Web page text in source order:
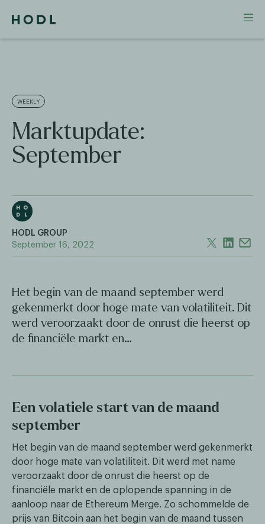
WEEKLY
Marktupdate:
September
HODL GROUP
September 16, 2022
Het begin van de maand september werd
gekenmerkt door hoge mate van volatiliteit. Dit
werd veroorzaakt door de onrust die heerst op
de financiële markt en…
Een volatiele start van de maand
september
Het begin van de maand september werd gekenmerkt
door hoge mate van volatiliteit. Dit werd met name
veroorzaakt door de onrust die heerst op de
financiële markt en de oplopende spanning in de
aanloop naar de Ethereum Merge. Zo schommelde de
prijs van Bitcoin aan het begin van de maand tussen